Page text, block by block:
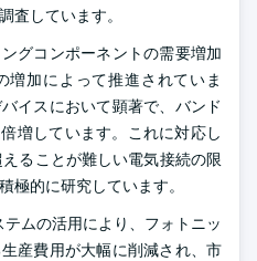
査しています。
グコンポーネントの需要増加
増加によって推進されていま
イスにおいて顕著で、バンド
増しています。これに対応し
ることが難しい電気接続の限
極的に研究しています。
テムの活用により、フォトニッ
産費用が大幅に削減され、市